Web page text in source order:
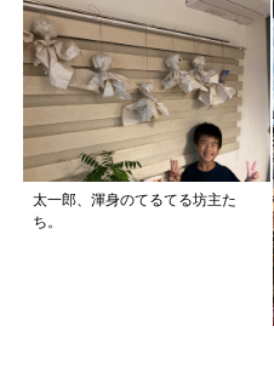
太一郎、渾身のてるてる坊主た
ち。